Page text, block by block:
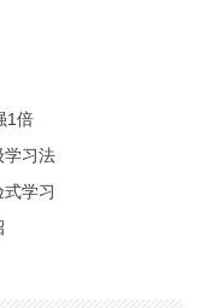
1倍
学习法
学习